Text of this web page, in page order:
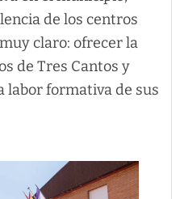
de los centros
claro: ofrecer la
de Tres Cantos y
labor formativa de sus